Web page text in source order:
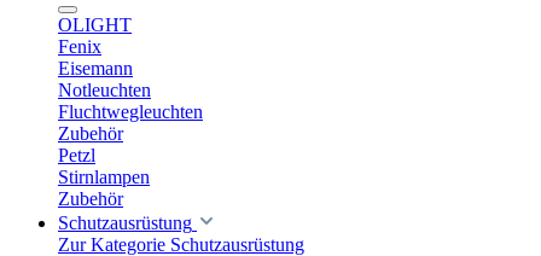
OLIGHT
Fenix
Eisemann
Notleuchten
Fluchtwegleuchten
Zubehör
Petzl
Stirnlampen
Zubehör
Schutzausrüstung
Zur Kategorie Schutzausrüstung